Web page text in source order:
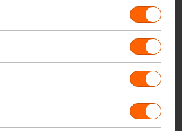
voor vochtopname
nodig?
nodig over dit product?
ons op of kom langs in één
Capelle aan den IJssel,
In de winkels kun je